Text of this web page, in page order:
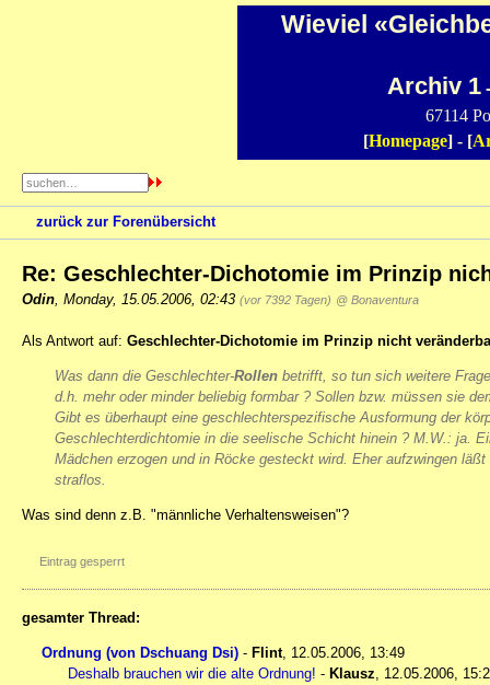
Wieviel
Archiv 1
67114
[Homepage] - [
zurück zur Forenübersicht
Re: Geschlechter-Dichotomie im Prinzip
Odin Monday, 15.05.2006, 02:43 (vor 7392 Tagen) @ Bonaventura
Als Antwort auf: Geschlechter-Dichotomie im Prinzip nicht
Was dann die Geschlechter-Rollen betrifft, so tun sich weitere
d.h. mehr oder minder beliebig formbar ? Sollen bzw. müssen sie
Gibt es überhaupt eine geschlechterspezifische Ausformung der
Geschlechterdichtomie in die seelische Schicht hinein ? M.W.: ja.
Mädchen erzogen und in Röcke gesteckt wird. Eher aufzwingen
straflos.
Was sind denn z.B. "männliche Verhaltensweisen"?
Eintrag gesperrt
gesamter Thread:
Ordnung (von Dschuang Dsi) - Flint, 12.05.2006, 13:49
Deshalb brauchen wir die alte Ordnung! - Klausz, 12.05.2006,